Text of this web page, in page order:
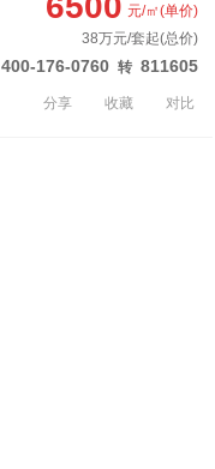
400-176-0760 转 811605
元/㎡(单价)
38万元/套起(总价)
分享 收藏 对比